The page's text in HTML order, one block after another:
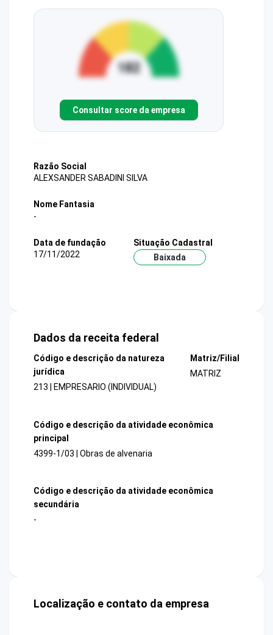
Consultar score da empresa
Razão Social
ALEXSANDER SABADINI SILVA
Nome Fantasia
-
Data de fundação
17/11/2022
Situação Cadastral
Baixada
Dados da receita federal
Código e descrição da natureza
jurídica
213 | EMPRESARIO (INDIVIDUAL)
Matriz/Filial
MATRIZ
Código e descrição da atividade econômica
principal
4399-1/03 | Obras de alvenaria
Código e descrição da atividade econômica
secundária
-
Localização e contato da empresa